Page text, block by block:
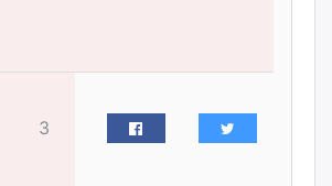
Монгол Улсад 162 вагон - 9720
тонн АИ-92 орж иржээ
3